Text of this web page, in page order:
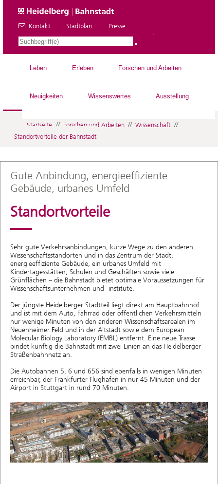
Kontakt Stadtplan Presse
Leben Erleben Forschen und Arbeiten
Neuigkeiten Wissenswertes Ausstellung
Startseite // Forschen und Arbeiten // Wissenschaft //
Standortvorteile der Bahnstadt
Gute Anbindung, energieeffiziente
Gebäude, urbanes Umfeld
Standortvorteile
Sehr gute Verkehrsanbindungen, kurze Wege zu den anderen
Wissenschaftsstandorten und in das Zentrum der Stadt,
energieeffiziente Gebäude, ein urbanes Umfeld mit
Kindertagesstätten, Schulen und Geschäften sowie viele
Grünflächen – die Bahnstadt bietet optimale Voraussetzungen für
Wissenschaftsunternehmen und -institute.
Der jüngste Heidelberger Stadtteil liegt direkt am Hauptbahnhof
und ist mit dem Auto, Fahrrad oder öffentlichen Verkehrsmitteln
nur wenige Minuten von den anderen Wissenschaftsarealen im
Neuenheimer Feld und in der Altstadt sowie dem European
Molecular Biology Laboratory (EMBL) entfernt. Eine neue Trasse
bindet künftig die Bahnstadt mit zwei Linien an das Heidelberger
Straßenbahnnetz an.
Die Autobahnen 5, 6 und 656 sind ebenfalls in wenigen Minuten
erreichbar, der Frankfurter Flughafen in nur 45 Minuten und der
Airport in Stuttgart in rund 70 Minuten.